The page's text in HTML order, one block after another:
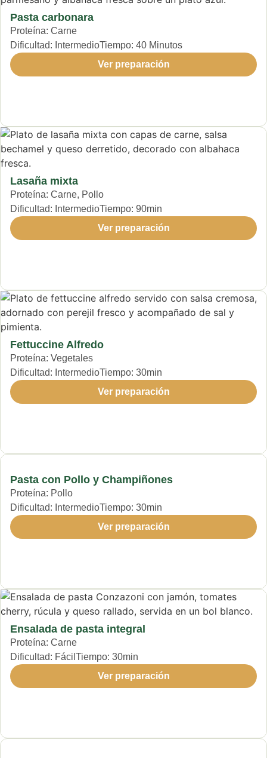
Pasta carbonara
Proteína: Carne
Dificultad: IntermedioTiempo: 40 Minutos
Ver preparación
Lasaña mixta
Proteína: Carne, Pollo
Dificultad: IntermedioTiempo: 90min
Ver preparación
Fettuccine Alfredo
Proteína: Vegetales
Dificultad: IntermedioTiempo: 30min
Ver preparación
Pasta con Pollo y Champiñones
Proteína: Pollo
Dificultad: IntermedioTiempo: 30min
Ver preparación
Ensalada de pasta integral
Proteína: Carne
Dificultad: Fácil Tiempo: 30min
Ver preparación